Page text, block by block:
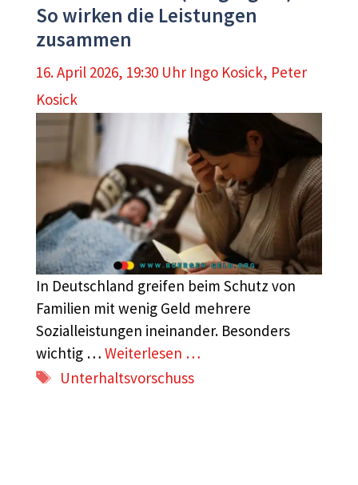
So wirken die Leistungen
zusammen
16. April 2026, 19:30 Uhr Ingo Kosick, Peter
Kosick
In Deutschland greifen beim Schutz von
Familien mit wenig Geld mehrere
Sozialleistungen ineinander. Besonders
wichtig … Weiterlesen …
Schlagwörter
Unterhaltsvorschuss